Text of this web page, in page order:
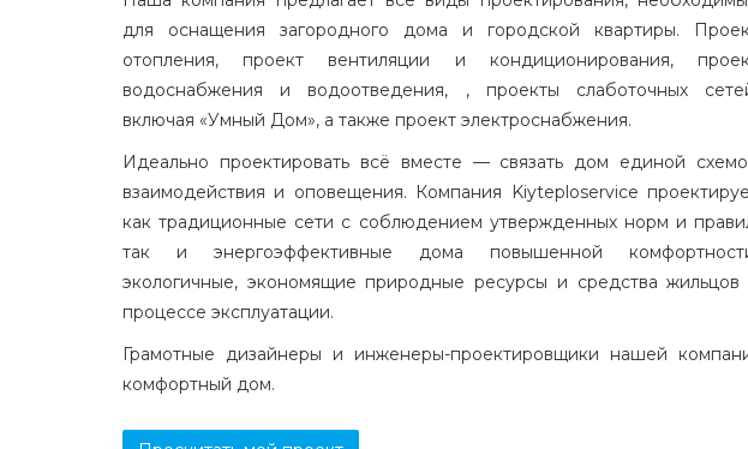
для оснащения загородного дома и городской квартиры.
отопления, проект вентиляции и кондиционирования,
водоснабжения и водоотведения, , проекты слаботочных
включая «Умный Дом», а также проект электроснабжения.
Идеально проектировать всё вместе — связать дом единой
взаимодействия и оповещения. Компания Kiyteploservice
как традиционные сети с соблюдением утвержденных норм и
так и энергоэффективные дома повышенной
экологичные, экономящие природные ресурсы и средства жильцов
процессе эксплуатации.
Грамотные дизайнеры и инженеры-проектировщики нашей
комфортный дом.